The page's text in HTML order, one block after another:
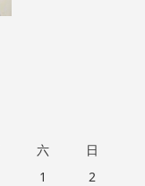
六
日
1
2